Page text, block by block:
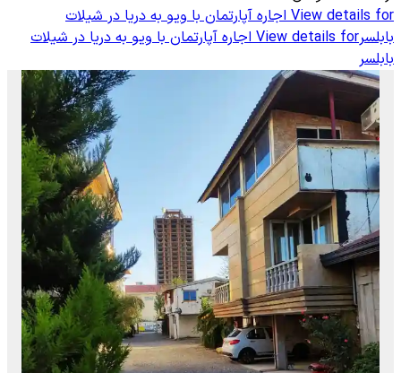
View details for اجاره آپارتمان با ویو به دریا در شیلات
بابلسرView details for اجاره آپارتمان با ویو به دریا در شیلات
بابلسر